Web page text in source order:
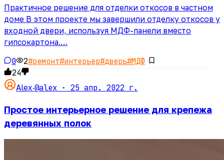
Практичное решение для отделки откосов в частном
доме В этом проекте мы завершили отделку откосов у
входной двери, используя МДФ-панели вместо
гипсокартона.…
0 2#ремонт#интерьер#дверь#МДФ
24
Alex·@alex · 25 апр. 2022 г.
Простое интерьерное решение для крепежа
деревянных полок